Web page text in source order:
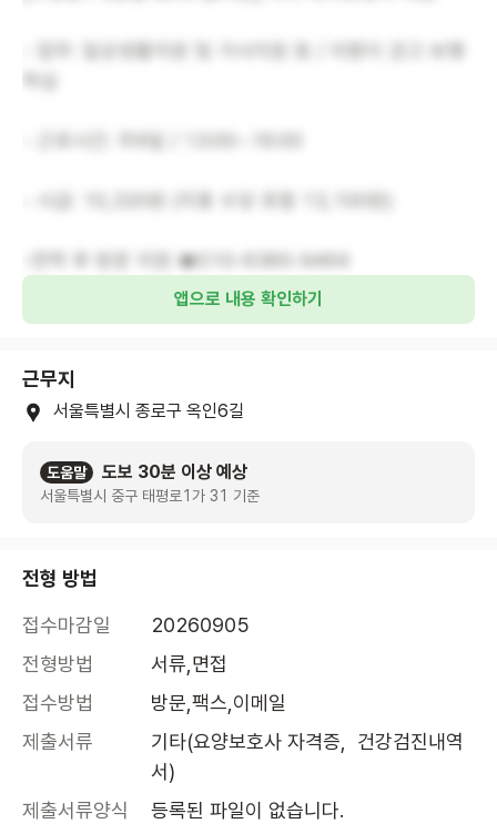
-연락 후 방문 지원 ☎010-6360-9464
앱으로 내용 확인하기
근무지
서울특별시 종로구 옥인6길
도움말 도보 30분 이상 예상
서울특별시 중구 태평로1가 31 기준
전형 방법
접수마감일
20260905
전형방법
서류,면접
접수방법
방문,팩스,이메일
제출서류
기타(요양보호사 자격증,  건강검진내역
서)
제출서류양식
등록된 파일이 없습니다.